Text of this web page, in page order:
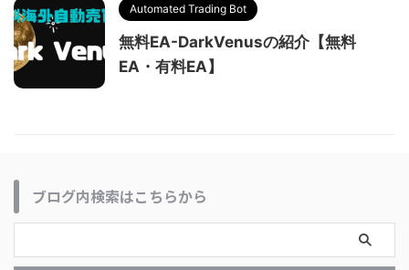
Automated Trading Bot
無料EA-DarkVenusの紹介【無料
EA・有料EA】
ブログ内検索はこちらから